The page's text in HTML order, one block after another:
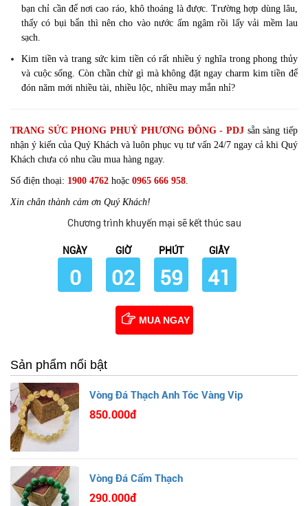
bạn chỉ cần để nơi cao ráo, khô thoáng là được. Trường hợp dùng lâu,
thấy có bụi bẩn thì nên cho vào nước ấm ngâm rồi lấy vải mềm lau
sạch.
Kim tiền và trang sức kim tiền có rất nhiều ý nghĩa trong phong thủy
và cuộc sống. Còn chần chừ gì mà không đặt ngay charm kim tiền để
đón năm mới nhiều tài, nhiều lộc, nhiều may mắn nhỉ?
TRANG SỨC PHONG PHUỶ PHƯƠNG ĐÔNG - PDJsẵn sàng tiếp
nhận ý kiến của Quý Khách và luôn phục vụ tư vấn 24/7 ngay cả khi Quý
Khách chưa có nhu cầu mua hàng ngay.
Số điện thoại: 1900 4762 hoặc 0965 666 958.
Xin chân thành cảm ơn Quý Khách!
Chương trình khuyến mại sẽ kết thúc sau
NGÀY
0
GIỜ
02
PHÚT
59
GIÂY
40
MUA NGAY
Sản phẩm nổi bật
Vòng Đá Thạch Anh Tóc Vàng Vip
850.000đ
Vòng Đá Cẩm Thạch
290.000đ